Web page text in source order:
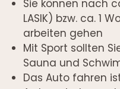
Sie können nach
LASIK) bzw. ca. 1
arbeiten gehen
Mit Sport sollten
Sauna und
Das Auto fahren